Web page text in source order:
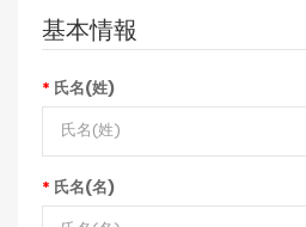
基本情報
氏名(姓)
氏名(名)